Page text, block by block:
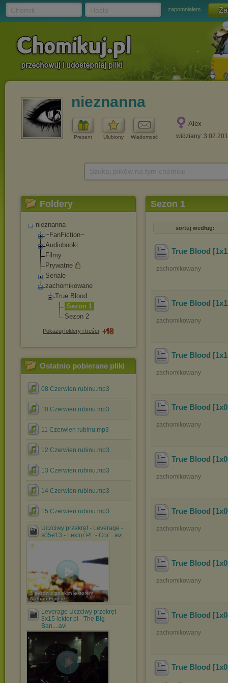
zapomniałem
nieznanna
Prezent Ulubiony Wiadomość
Alex
widziany:
Foldery
nieznanna
~FanFiction~
Audiobooki
Filmy
Prywatne
Seriale
zachomikowane
True Blood
Sezon 1
Sezon 2
Pokazuj foldery i treści
Ostatnio pobierane pliki
08 Czerwien rubinu.mp3
10 Czerwien rubinu.mp3
11 Czerwien rubinu.mp3
12 Czerwien rubinu.mp3
13 Czerwien rubinu.mp3
14 Czerwien rubinu.mp3
15 Czerwien rubinu.mp3
Uczciwy przekręt - Leverage -
s05e13 - Lektor PL - Cor....avi
5 sezon z polskim lektorem
Nathan Ford je ...
Leverage Uczciwy przekręt
3x15 lektor pl - The Big
Ban....avi
Sezon 1
sortuj według:
True Blood
zachomikowany
True Blood
zachomikowany
True Blood
zachomikowany
True Blood
zachomikowany
True Blood
zachomikowany
True Blood
zachomikowany
True Blood
zachomikowany
True Blood
zachomikowany
True Blood